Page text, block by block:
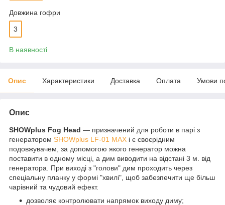
Довжина гофри
3
В наявності
Опис Характеристики Доставка Оплата Умови
Опис
SHOWplus Fog Head ― призначений для роботи в парі з
генератором SHOWplus LF-01 МАХ і є своєрідним
подовжувачем, за допомогою якого генератор можна
поставити в одному місці, а дим виводити на відстані 3 м. від
генератора. При виході з "голови" дим проходить через
спеціальну планку у формі "хвилі", щоб забезпечити ще більш
чарівний та чудовий ефект.
дозволяє контролювати напрямок виходу диму;